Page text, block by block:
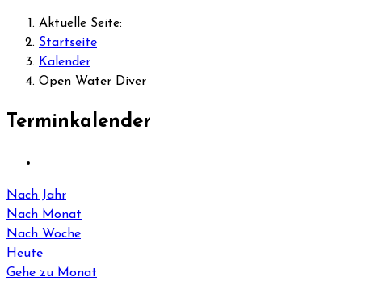
Aktuelle Seite:
Startseite
Kalender
Open Water Diver
Terminkalender
Nach Jahr
Nach Monat
Nach Woche
Heute
Gehe zu Monat